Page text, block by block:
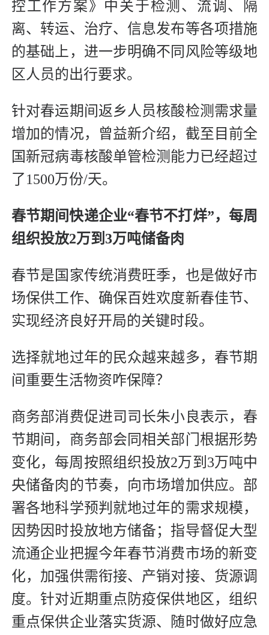
控工作方案》中关于检测、流调、隔
离、转运、治疗、信息发布等各项措施
的基础上，进一步明确不同风险等级地
区人员的出行要求。
针对春运期间返乡人员核酸检测需求量
增加的情况，曾益新介绍，截至目前全
国新冠病毒核酸单管检测能力已经超过
了1500万份/天。
春节期间快递企业“春节不打烊”，每周
组织投放2万到3万吨储备肉
春节是国家传统消费旺季，也是做好市
场保供工作、确保百姓欢度新春佳节、
实现经济良好开局的关键时段。
选择就地过年的民众越来越多，春节期
间重要生活物资咋保障？
商务部消费促进司司长朱小良表示，春
节期间，商务部会同相关部门根据形势
变化，每周按照组织投放2万到3万吨中
央储备肉的节奏，向市场增加供应。部
署各地科学预判就地过年的需求规模，
因势因时投放地方储备；指导督促大型
流通企业把握今年春节消费市场的新变
化，加强供需衔接、产销对接、货源调
度。针对近期重点防疫保供地区，组织
重点保供企业落实货源、随时做好应急